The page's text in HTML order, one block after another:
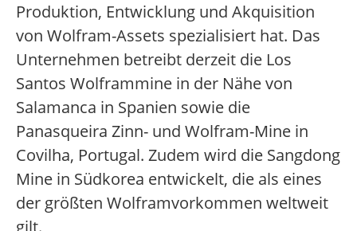
Produktion, Entwicklung und Akquisition
von Wolfram-Assets spezialisiert hat. Das
Unternehmen betreibt derzeit die Los
Santos Wolframmine in der Nähe von
Salamanca in Spanien sowie die
Panasqueira Zinn- und Wolfram-Mine in
Covilha, Portugal. Zudem wird die Sangdong
Mine in Südkorea entwickelt, die als eines
der größten Wolframvorkommen weltweit